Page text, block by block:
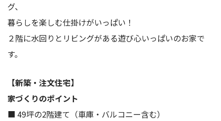
グ、
暮らしを楽しむ仕掛けがいっぱい！
２階に水回りとリビングがある遊び心いっぱいのお家で
す。
【新築・注文住宅】
家づくりのポイント
■ 49坪の2階建て（車庫・バルコニー含む）